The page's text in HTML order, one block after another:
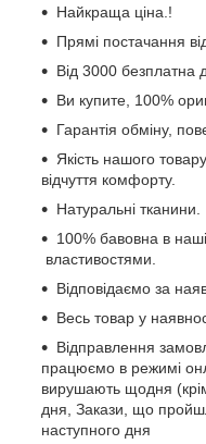
Найкраща ціна.!
Прямі постачання
Від 3000 безплатна
Ви купите, 100%
Гарантія обміну,
Якість нашого
відчуття комфорту.
Натуральні тканини.
100% бавовна в
властивостями.
Відповідаємо за
Весь товар у
Відправлення
працюємо в режимі
вирушають щодня
дня, Закази, що
наступного дня